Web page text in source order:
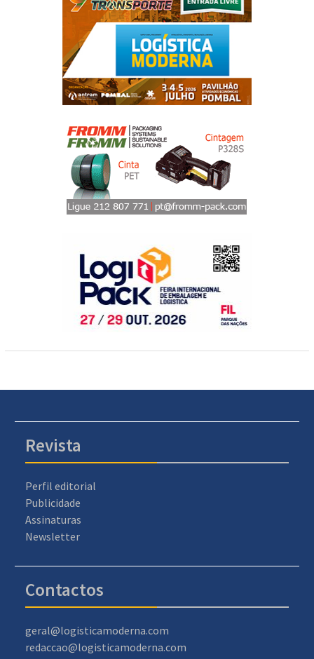
Revista
Perfil editorial
Publicidade
Assinaturas
Newsletter
Contactos
geral@logisticamoderna.com
redaccao@logisticamoderna.com